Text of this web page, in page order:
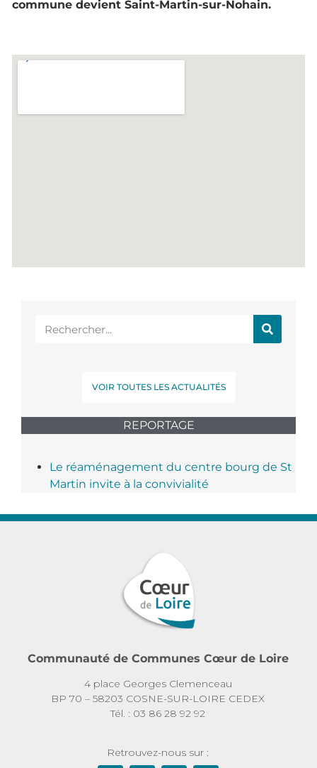
commune devient Saint-Martin-sur-Nohain.
VOIR TOUTES LES ACTUALITÉS
REPORTAGE
Le réaménagement du centre bourg de St
Martin invite à la convivialité
Communauté de Communes Cœur de Loire
4 place Georges Clemenceau
BP 70 – 58203 COSNE-SUR-LOIRE CEDEX
Tél. : 03 86 28 92 92
Retrouvez-nous sur :